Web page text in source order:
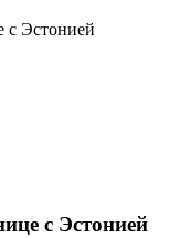
с Эстонией
с Эстонией